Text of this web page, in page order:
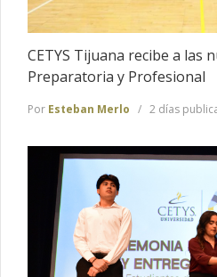
CETYS Tijuana recibe a las
Preparatoria y Profesional
Por Esteban Merlo 2 días